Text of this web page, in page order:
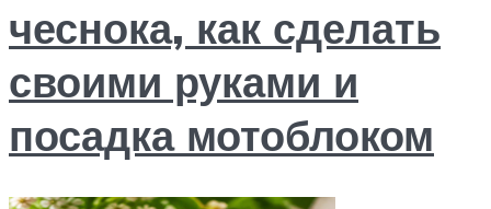
чеснока, как сделать
своими руками и
посадка мотоблоком